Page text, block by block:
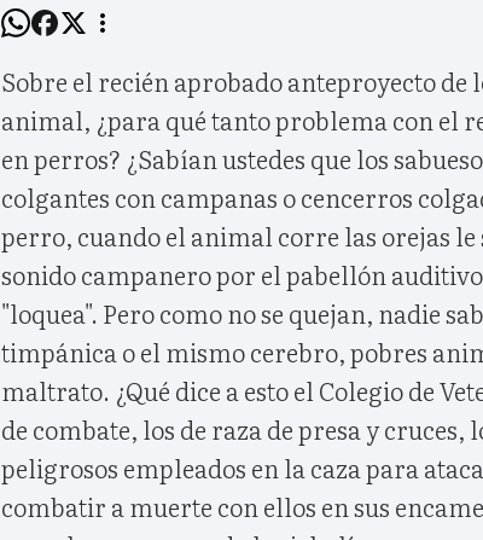
Sobre el recién aprobado anteproyecto de
animal, ¿para qué tanto problema con el
en perros? ¿Sabían ustedes que los
colgantes con campanas o cencerros
perro, cuando el animal corre las orejas
sonido campanero por el pabellón
"loquea". Pero como no se quejan, nadie
timpánica o el mismo cerebro, pobres
maltrato. ¿Qué dice a esto el Colegio de
de combate, los de raza de presa y
peligrosos empleados en la caza para
combatir a muerte con ellos en sus